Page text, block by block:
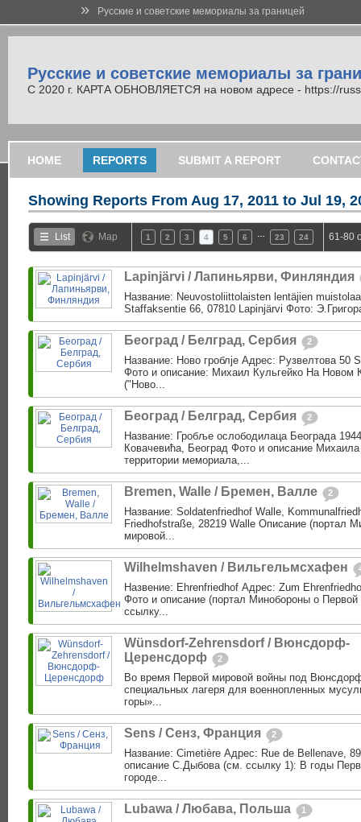
» Русские и советские мемориалы за границей
Русские и советские мемориалы за
С 2020 г. КАРТА ОБНОВЛЯЕТСЯ на новом адресе - https://
HOME REPORTS SUBMIT A REPORT
Showing Reports From Aug 17, 2011 to Jul 19,
List Map 1 2 3 4 5 6 23 24 61-80
Lapinjärvi / Лапиньярви, Финляндия
Название: Neuvostoliittolaisten lentäjien
Staffaksentie 66, 07810 Lapinjärvi Фото:
Београд / Белград, Сербия 2
Название: Ново гроблjе Адрес: Рузвелтова 50
Фото и описание: Михаил Кульгейко На Новом
("Ново...
Београд / Белград, Сербия 2
Название: Гробље ослободилаца Београда
Ковачевића, Београд Фото и описание
территории мемориала,...
Bremen, Walle / Бремен, Валле 2
Название: Soldatenfriedhof Walle,
Friedhofstraße, 28219 Walle Описание (портал
мировой...
Wilhelmshaven / Вильгельмсхафен
Назвение: Ehrenfriedhof Адрес: Zum
Фото и описание (портал Минобороны о
ссылку...
Wünsdorf-Zehrensdorf / Вюнсдорф-
Церенсдорф
2
Во время Первой мировой войны под
специальных лагеря для военнопленных
горы»...
Sens / Сенз, Франция 2
Название: Cimetière Адрес: Rue de Bellenave,
описание С.Дыбова (см. ссылку 1): В годы
городе...
Lubawa / Любава, Польша 1